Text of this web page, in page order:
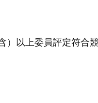
）以上委員評定符合